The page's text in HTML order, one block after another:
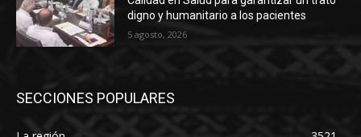
digno y humanitario a los pacientes
5 agosto, 2026
SECCIONES POPULARES